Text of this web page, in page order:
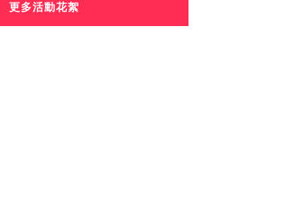
更多活動花絮